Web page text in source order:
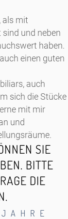
als mit
und neben
haben.
einen guten
auch
sich die Stücke
mit mir
und
SIE
BITTE
DIE